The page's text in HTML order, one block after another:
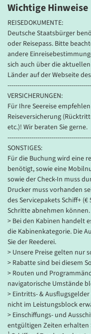
Kabinen-Ausstattung:
Alle Kabinen sind
ausgestattet und wurden
verfügen über zwei untere
genutzt werden können,
teilweise steht zusätzlich
Die meisten Kabinen sind
ausgestattet. Neben den
mit mehreren
Zur weiteren Ausstattung
Badewanne/WC,
nach Verfügbarkeit),
Kaffeemaschine, Safe,
Empfang abhängig vom
Auf Wunsch serviert
Gerichte und Frühstück
frischen Früchten wird
Verpflegung:
An Bord erwarten Sie,
kulinarische Highlights zu
verschiedenen
Platzwahl und langen
Hauptrestaurants
Buffet-Restaurant.
für einen besonderen
Spezialitätenrestaurant zu
Wichtige Hinweise
REISEDOKUMENTE:
Deutsche Staatsbürger
oder Reisepass. Bitte
andere
sich auch über die
Länder auf der Webseite
VERSICHERUNGEN:
Für Ihre Seereise
Reiseversicherung
etc.)! Wir beraten Sie gerne.
SONSTIGES:
Für die Buchung wird eine
benötigt, sowie eine
sowie der Check-In muss
Drucker muss vorhanden
des Servicepakets Schiff+
Schritte abnehmen können.
> Bei den Kabinen handelt
die Kabinenkategorie. Die
Sie der Reederei.
> Unsere Preise gelten nur
> Rabatte sind bei diesem
> Routen und
navigatorische Umstände
> Eintritts- &
nicht im Leistungsblock
> Einschiffungs- und
entgültigen Zeiten erhalten